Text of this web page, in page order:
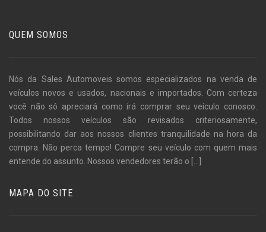
QUEM SOMOS
Nós da Sales Automoveis somos especializados na venda de
veículos novos e usados, nacionais e importados. Com certeza
você não só apreciará como irá comprar seu veículo conosco.
Todos nossos veículos são revisados criteriosamente,
possibilitando dar aos nossos clientes tranquilidade na hora da
compra. Não perca tempo! Compre seu veículo com quem mais
entende do assunto. Nossos vendedores terão o
MAPA DO SITE